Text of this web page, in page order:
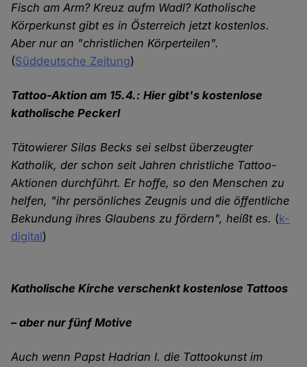
Fisch am Arm? Kreuz aufm Wadl? Katholische
Körperkunst gibt es in Österreich jetzt kostenlos.
Aber nur an "christlichen Körperteilen".
(Süddeutsche Zeitung)
Tattoo-Aktion am 15.4.: Hier gibt's kostenlose
katholische Peckerl
Tätowierer Silas Becks sei selbst überzeugter
Katholik, der schon seit Jahren christliche Tattoo-
Aktionen durchführt. Er hoffe, so den Menschen zu
helfen, "ihr persönliches Zeugnis und die öffentliche
Bekundung ihres Glaubens zu fördern", heißt es. (k-
digital)
Katholische Kirche verschenkt kostenlose Tattoos
– aber nur fünf Motive
Auch wenn Papst Hadrian I. die Tattookunst im